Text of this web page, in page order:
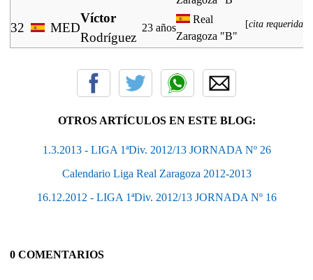
32 MED
Víctor
Rodríguez
23 años
Real
Zaragoza "B"
[cita requerida
OTROS ARTÍCULOS EN ESTE BLOG:
1.3.2013 - LIGA 1ªDiv. 2012/13 JORNADA Nº 26
Calendario Liga Real Zaragoza 2012-2013
16.12.2012 - LIGA 1ªDiv. 2012/13 JORNADA Nº 16
0 COMENTARIOS